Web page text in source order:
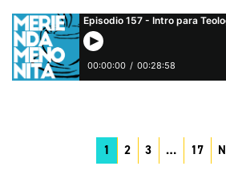
1 2 3 … 17